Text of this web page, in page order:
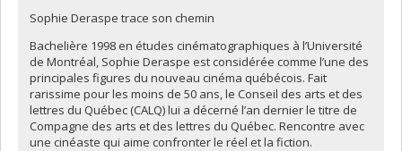
Sophie Deraspe trace son chemin
Bachelière 1998 en études cinématographiques à l’Université
de Montréal, Sophie Deraspe est considérée comme l’une des
principales figures du nouveau cinéma québécois. Fait
rarissime pour les moins de 50 ans, le Conseil des arts et des
lettres du Québec (CALQ) lui a décerné l’an dernier le titre de
Compagne des arts et des lettres du Québec. Rencontre avec
une cinéaste qui aime confronter le réel et la fiction.